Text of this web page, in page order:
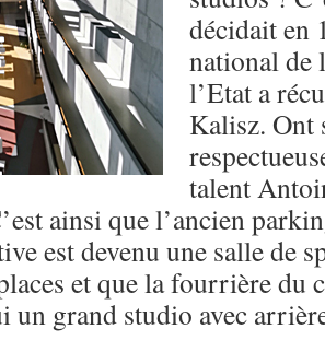
décidait en
national de
l’Etat a
Kalisz. Ont
talent
ainsi que l’ancien
est devenu une salle de
et que la fourrière du
un grand studio avec